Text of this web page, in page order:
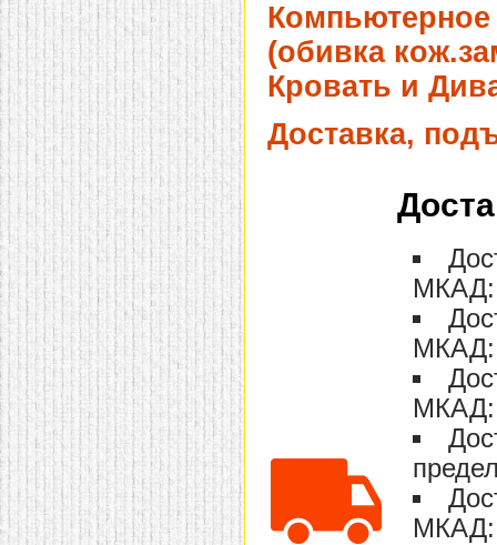
Компьютерное
(обивка
Кровать и
Доставка,
МКАД:
МКАД:
МКАД:
МКАД: